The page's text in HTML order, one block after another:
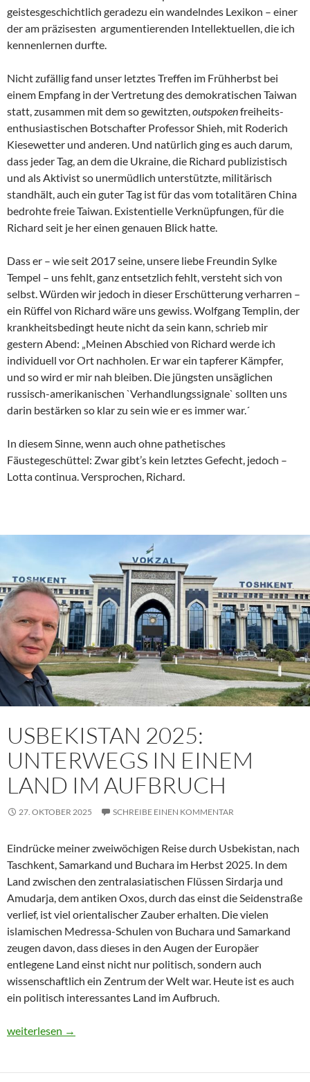
geistesgeschichtlich geradezu ein wandelndes Lexikon – einer
der am präzisesten argumentierenden Intellektuellen, die ich
kennenlernen durfte.
Nicht zufällig fand unser letztes Treffen im Frühherbst bei
einem Empfang in der Vertretung des demokratischen Taiwan
statt, zusammen mit dem so gewitzten,outspokenfreiheits-
enthusiastischen Botschafter Professor Shieh, mit Roderich
Kiesewetter und anderen. Und natürlich ging es auch darum,
dass jeder Tag, an dem die Ukraine, die Richard publizistisch
und als Aktivist so unermüdlich unterstützte, militärisch
standhält, auch ein guter Tag ist für das vom totalitären China
bedrohte freie Taiwan. Existentielle Verknüpfungen, für die
Richard seit je her einen genauen Blick hatte.
Dass er – wie seit 2017 seine, unsere liebe Freundin Sylke
Tempel – uns fehlt, ganz entsetzlich fehlt, versteht sich von
selbst. Würden wir jedoch in dieser Erschütterung verharren –
ein Rüffel von Richard wäre uns gewiss. Wolfgang Templin, der
krankheitsbedingt heute nicht da sein kann, schrieb mir
gestern Abend: „Meinen Abschied von Richard werde ich
individuell vor Ort nachholen. Er war ein tapferer Kämpfer,
und so wird er mir nah bleiben. Die jüngsten unsäglichen
russisch-amerikanischen `Verhandlungssignale` sollten uns
darin bestärken so klar zu sein wie er es immer war.´
In diesem Sinne, wenn auch ohne pathetisches
Fäustegeschüttel: Zwar gibt’s kein letztes Gefecht, jedoch –
Lotta continua. Versprochen, Richard.
USBEKISTAN 2025:
UNTERWEGS IN EINEM
LAND IM AUFBRUCH
27. OKTOBER 2025 SCHREIBE EINEN KOMMENTAR
Eindrücke meiner zweiwöchigen Reise durch Usbekistan, nach
Taschkent, Samarkand und Buchara im Herbst 2025. In dem
Land zwischen den zentralasiatischen Flüssen Sirdarja und
Amudarja, dem antiken Oxos, durch das einst die Seidenstraße
verlief, ist viel orientalischer Zauber erhalten. Die vielen
islamischen Medressa-Schulen von Buchara und Samarkand
zeugen davon, dass dieses in den Augen der Europäer
entlegene Land einst nicht nur politisch, sondern auch
wissenschaftlich ein Zentrum der Welt war. Heute ist es auch
ein politisch interessantes Land im Aufbruch.
Usbekistan 2025: Unterwegs in einem Land im Aufbruch
weiterlesen →